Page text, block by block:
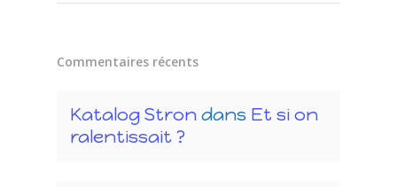
Commentaires récents
Katalog Stron dans Et si on
ralentissait ?